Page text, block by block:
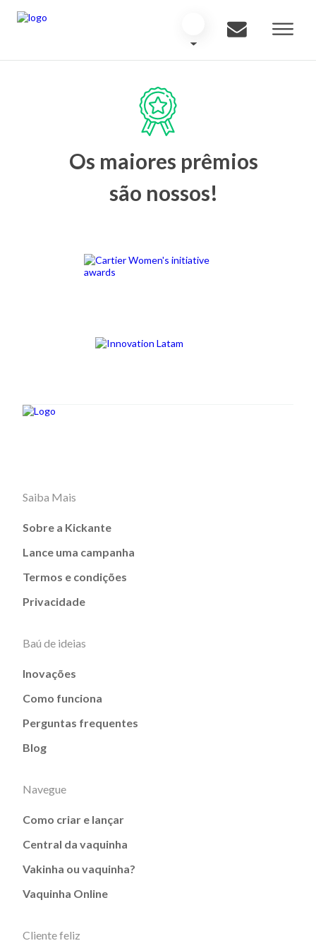
Os maiores prêmios
são nossos!
Saiba Mais
Sobre a Kickante
Lance uma campanha
Termos e condições
Privacidade
Baú de ideias
Inovações
Como funciona
Perguntas frequentes
Blog
Navegue
Como criar e lançar
Central da vaquinha
Vakinha ou vaquinha?
Vaquinha Online
Cliente feliz